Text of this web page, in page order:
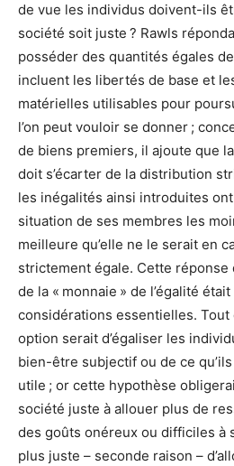
de vue les individus doivent-ils
société soit juste ? Rawls
posséder des quantités égales
incluent les libertés de base et
matérielles utilisables pour
l’on peut vouloir se donner ;
de biens premiers, il ajoute que
doit s’écarter de la distribution
les inégalités ainsi introduites
situation de ses membres les
meilleure qu’elle ne le serait en
strictement égale. Cette réponse
de la « monnaie » de l’égalité
considérations essentielles. Tout
option serait d’égaliser les
bien-être subjectif ou de ce
utile ; or cette hypothèse
société juste à allouer plus de
des goûts onéreux ou difficiles à
plus juste – seconde raison –